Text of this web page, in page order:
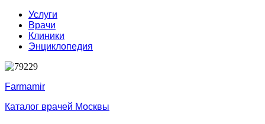
Услуги
Врачи
Клиники
Энциклопедия
Farmamir
Каталог врачей Москвы